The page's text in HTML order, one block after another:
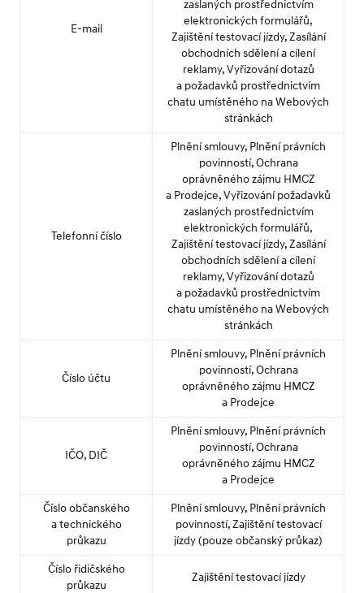
E-mail
zaslaných prostřednictvím
elektronických formulářů,
Zajištění testovací jízdy, Zasílání
obchodních sdělení a cílení
reklamy, Vyřizování dotazů
a požadavků prostřednictvím
chatu umístěného na Webových
stránkách
Telefonní číslo
Plnění smlouvy, Plnění právních
povinností, Ochrana
oprávněného zájmu HMCZ
a Prodejce, Vyřizování požadavků
zaslaných prostřednictvím
elektronických formulářů,
Zajištění testovací jízdy, Zasílání
obchodních sdělení a cílení
reklamy, Vyřizování dotazů
a požadavků prostřednictvím
chatu umístěného na Webových
stránkách
Číslo účtu
Plnění smlouvy, Plnění právních
povinností, Ochrana
oprávněného zájmu HMCZ
a Prodejce
IČO, DIČ
Plnění smlouvy, Plnění právních
povinností, Ochrana
oprávněného zájmu HMCZ
a Prodejce
Číslo občanského
a technického
průkazu
Plnění smlouvy, Plnění právních
povinností, Zajištění testovací
jízdy (pouze občanský průkaz)
Číslo řidičského
průkazu
Zajištění testovací jízdy